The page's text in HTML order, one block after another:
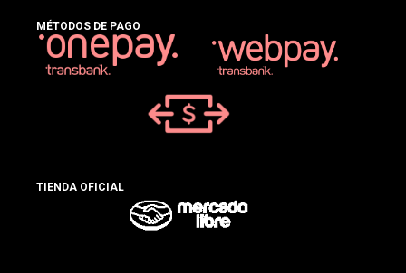
MÉTODOS DE PAGO
TIENDA OFICIAL